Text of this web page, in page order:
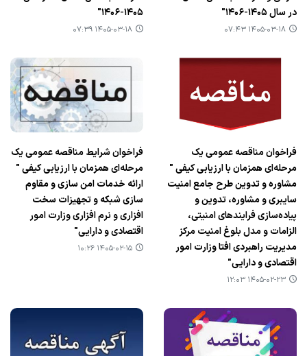
در سال ۱۴۰۵-۱۴۰۶"
۱۴۰۵-۰۳-۱۸ ۰۷:۴۳
۱۴۰۵-۱۴۰۶"
۱۴۰۵-۰۳-۱۸ ۰۷:۳۹
فراخوان مناقصه عمومی یک
مرحله‌ای همزمان با ارزیابی کیفی "
مشاوره و تدوین طرح جامع امنیت
سایبری و مشاوره، تدوین و
پیاده‌سازی فرایندهای امنیتی،
الزامات و مدل بلوغ امنیت مرکز
مدیریت راهبردی افتا وزارت امور
اقتصادی و دارایی"
۱۴۰۵-۰۲-۲۳ ۱۲:۰۳
فراخوان شرایط مناقصه عمومی یک
مرحله‌ای همزمان با ارزیابی کیفی "
ارائه خدمات امن سازی و مقاوم
سازی شبکه و تجهیزات سخت
افزاری و نرم افزاری وزارت امور
اقتصادی و دارایی"
۱۴۰۵-۰۲-۱۵ ۱۰:۲۶